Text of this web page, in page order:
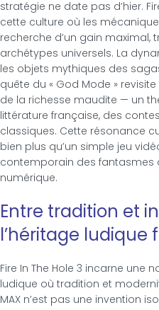
stratégie ne date pas d’hier.
cette culture où les
recherche d’un gain maximal,
archétypes universels. La
les objets mythiques des
quête du « God Mode »
de la richesse maudite — un
littérature française, des
classiques. Cette résonance
bien plus qu’un simple jeu
contemporain des fantasmes
numérique.
Entre tradition et
l’héritage ludique
Fire In The Hole 3 incarne une
ludique où tradition et
MAX n’est pas une invention